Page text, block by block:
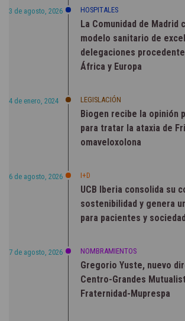
3 de agosto, 2026 HOSPITALES
La Comunidad de Madrid
modelo sanitario de
delegaciones
África y Europa
4 de enero, 2024 LEGISLACIÓN
Biogen recibe la opinión
para tratar la ataxia de
omaveloxolona
6 de agosto, 2026 I+D
UCB Iberia consolida su
sostenibilidad y genera
para pacientes y
7 de agosto, 2026 NOMBRAMIENTOS
Gregorio Yuste, nuevo
Centro-Grandes
Fraternidad-Muprespa